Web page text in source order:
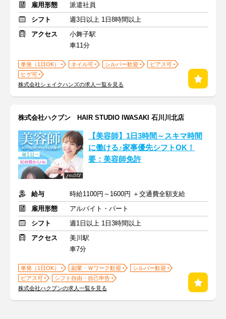
雇用形態
派遣社員
シフト
週3日以上 1日8時間以上
アクセス
小舞子駅
車11分
単発（1日OK） ネイル可 シルバー歓迎
ピアス可
ヒゲ可
株式会社シェイクハンズの求人一覧を見る
株式会社ハクブン HAIR STUDIO IWASAKI 石川川北店
【美容師】1日3時間～スキマ時間
に働ける♪家事優先シフトOK！
要：美容師免許
給与
時給1100円～1600円 ＋交通費全額支給
雇用形態
アルバイト・パート
シフト
週1日以上 1日3時間以上
アクセス
美川駅
車7分
単発（1日OK） 副業・Ｗワーク歓迎
シルバー歓迎
ピアス可
シフト自由・自己申告
株式会社ハクブンの求人一覧を見る